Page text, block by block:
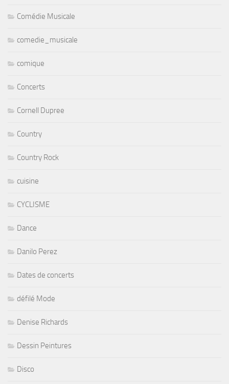
Comédie Musicale
comedie_musicale
comique
Concerts
Cornell Dupree
Country
Country Rock
cuisine
CYCLISME
Dance
Danilo Perez
Dates de concerts
défilé Mode
Denise Richards
Dessin Peintures
Disco